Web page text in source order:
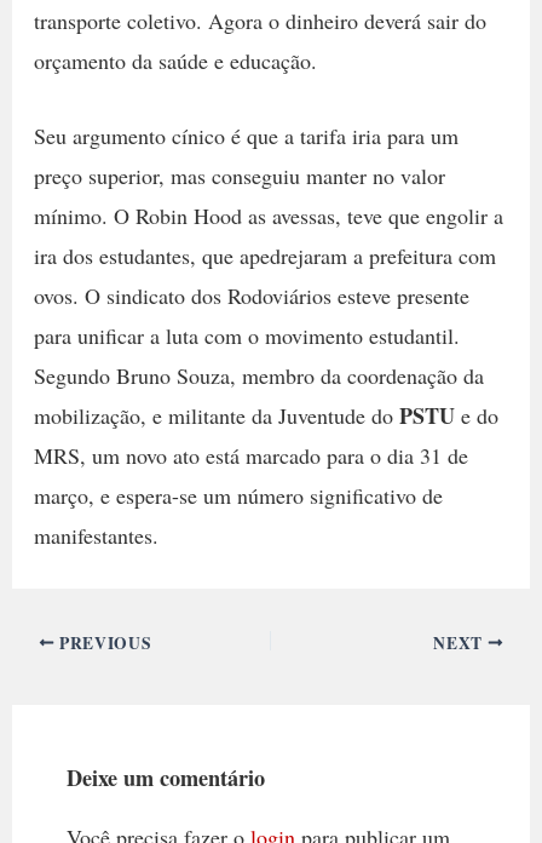
transporte coletivo. Agora o dinheiro deverá sair do
orçamento da saúde e educação.
Seu argumento cínico é que a tarifa iria para um
preço superior, mas conseguiu manter no valor
mínimo. O Robin Hood as avessas, teve que engolir a
ira dos estudantes, que apedrejaram a prefeitura com
ovos. O sindicato dos Rodoviários esteve presente
para unificar a luta com o movimento estudantil.
Segundo Bruno Souza, membro da coordenação da
mobilização, e militante da Juventude do PSTUe do
MRS, um novo ato está marcado para o dia 31 de
março, e espera-se um número significativo de
manifestantes.
PREVIOUS NEXT
Deixe um comentário
Você precisa fazer o login para publicar um